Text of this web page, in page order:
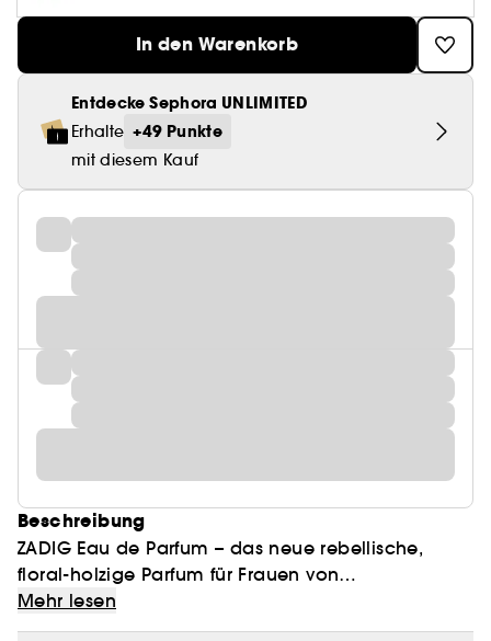
In den Warenkorb
Entdecke Sephora UNLIMITED
Erhalte +49 Punkte
mit diesem Kauf
Beschreibung
ZADIG Eau de Parfum – das neue rebellische,
floral-holzige Parfum für Frauen von
ZADIG&VOLTAIRE
Befreie deinen Geist mit ZADIG, dem neuesten
Mehr lesen